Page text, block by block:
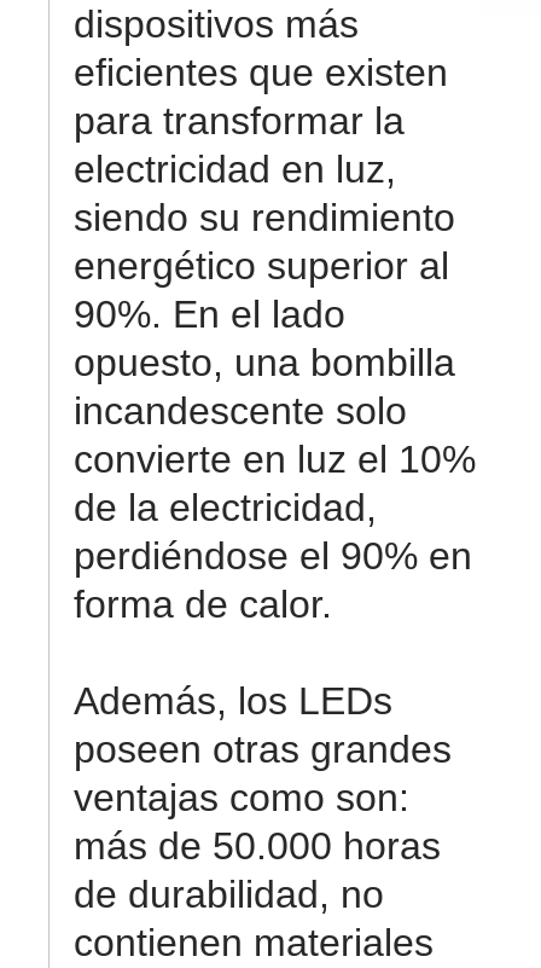
dispositivos más
eficientes que existen
para transformar la
electricidad en luz,
siendo su rendimiento
energético superior al
90%. En el lado
opuesto, una bombilla
incandescente solo
convierte en luz el 10%
de la electricidad,
perdiéndose el 90% en
forma de calor.
Además, los LEDs
poseen otras grandes
ventajas como son:
más de 50.000 horas
de durabilidad, no
contienen materiales